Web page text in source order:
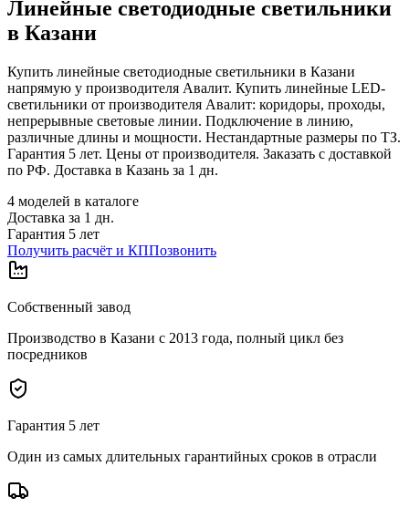
Линейные светодиодные светильники
в Казани
Купить линейные светодиодные светильники в Казани
напрямую у производителя Авалит. Купить линейные LED-
светильники от производителя Авалит: коридоры, проходы,
непрерывные световые линии. Подключение в линию,
различные длины и мощности. Нестандартные размеры по ТЗ.
Гарантия 5 лет. Цены от производителя. Заказать с доставкой
по РФ. Доставка в Казань за 1 дн.
4 моделей в каталоге
Доставка за 1 дн.
Гарантия 5 лет
Получить расчёт и КППозвонить
Собственный завод
Производство в Казани с 2013 года, полный цикл без
посредников
Гарантия 5 лет
Один из самых длительных гарантийных сроков в отрасли